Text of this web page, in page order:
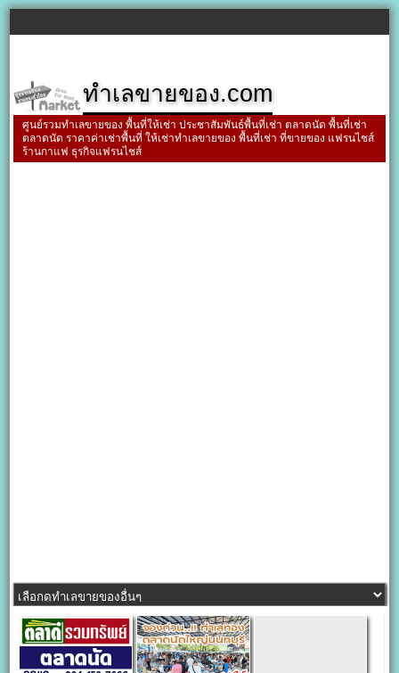
ทำเลขายของ.com
ศูนย์รวมทำเลขายของ พื้นที่ให้เช่า ประชาสัมพันธ์พื้นที่เช่า ตลาดนัด พื้นที่เช่า
ตลาดนัด ราคาค่าเช่าพื้นที่ ให้เช่าทำเลขายของ พื้นที่เช่า ที่ขายของ แฟรนไชส์
ร้านกาแฟ ธุรกิจแฟรนไชส์